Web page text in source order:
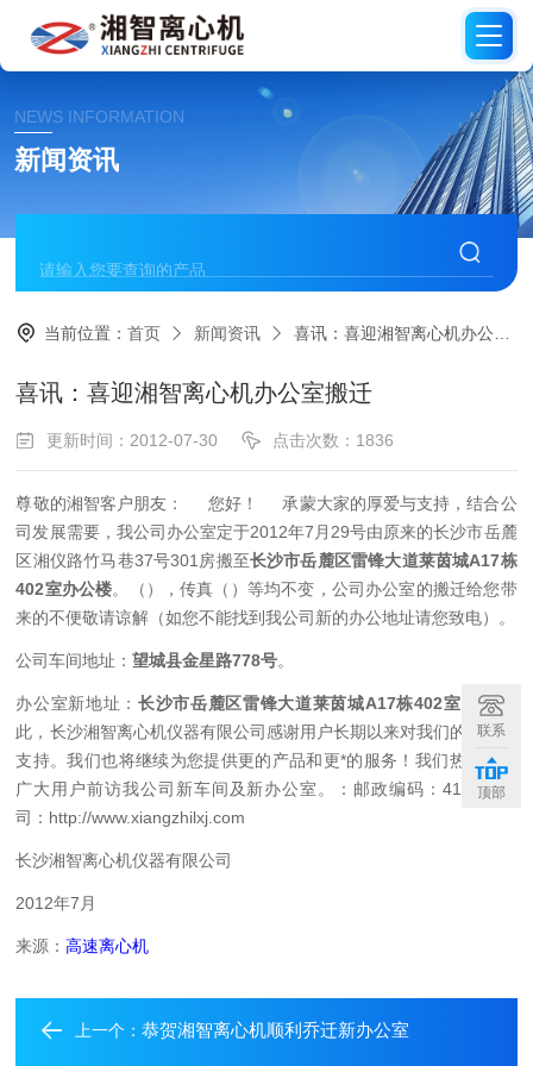
NEWS INFORMATION
新闻资讯
当前位置：首页 新闻资讯 喜讯：喜迎湘智离心机办公室搬迁
喜讯：喜迎湘智离心机办公室搬迁
更新时间：2012-07-30 点击次数：1836
尊敬的湘智客户朋友： 您好！
承蒙大家的厚爱与支持，结合公
司发展需要，我公司办公室定于2012年7月29号由原来的长沙市岳麓
区湘仪路竹马巷37号301房搬至长沙市岳麓区雷锋大道莱茵城A17栋
402室办公楼。（），传真（）等均不变，公司办公室的搬迁给您带
来的不便敬请谅解（如您不能找到我公司新的办公地址请您致电）。
公司车间地址：望城县金星路778号。
办公室新地址：长沙市岳麓区雷锋大道莱茵城A17栋402室。 在
此，长沙湘智离心机仪器有限公司感谢用户长期以来对我们的关注和
支持。我们也将继续为您提供更的产品和更*的服务！我们热烈欢迎
广大用户前访我公司新车间及新办公室。
： 邮政编码：410205公
司： http://www.xiangzhilxj.com
长沙湘智离心机仪器有限公司
2012年7月
来源：高速离心机
上一个：恭贺湘智离心机顺利乔迁新办公室
联系
顶部